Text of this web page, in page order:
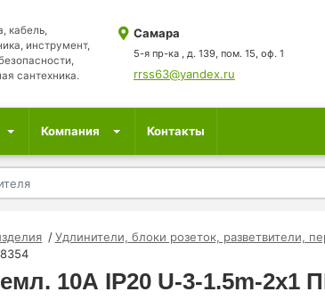
кабель,
инструмент,
сантехника.
Самара
5-я пр-ка , д. 139, пом. 15, оф. 1
rrss63@yandex.ru
Компания Контакты
Удлинители, блоки розеток, разветвители,
10А IP20 U-3-1.5m-2х1